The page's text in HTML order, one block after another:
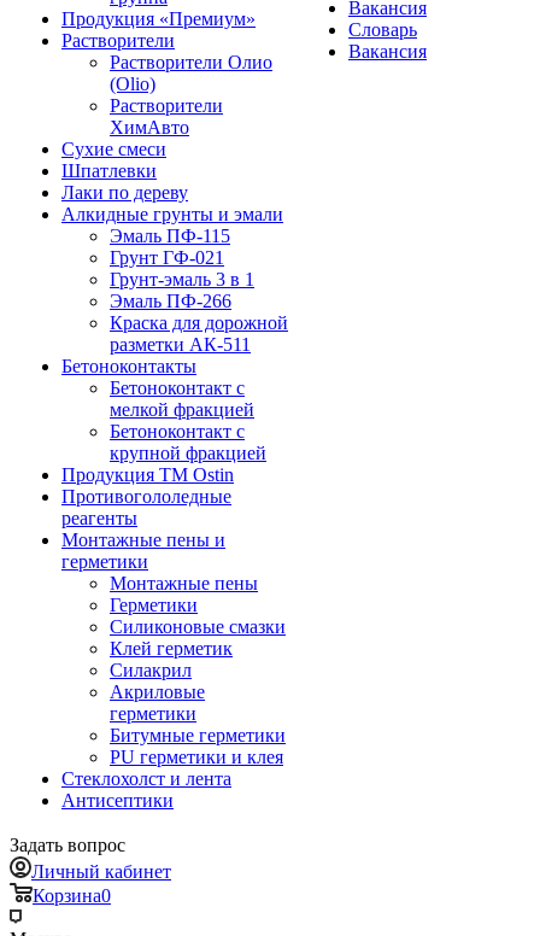
Продукция «Премиум»
Растворители
Растворители Олио
(Olio)
Растворители
ХимАвто
Сухие смеси
Шпатлевки
Лаки по дереву
Алкидные грунты и эмали
Эмаль ПФ-115
Грунт ГФ-021
Грунт-эмаль 3 в 1
Эмаль ПФ-266
Краска для дорожной
разметки АК-511
Бетоноконтакты
Бетоноконтакт с
мелкой фракцией
Бетоноконтакт с
крупной фракцией
Продукция ТМ Ostin
Противогололедные
реагенты
Монтажные пены и
герметики
Монтажные пены
Герметики
Силиконовые смазки
Клей герметик
Силакрил
Акриловые
герметики
Битумные герметики
PU герметики и клея
Стеклохолст и лента
Антисептики
Вакансия
Словарь
Вакансия
Задать вопрос
Личный кабинет
Корзина0